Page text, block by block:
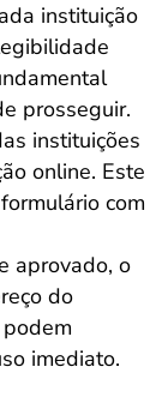
instituição
prosseguir.
instituições
online. Este
com
aprovado, o
do
imediato.